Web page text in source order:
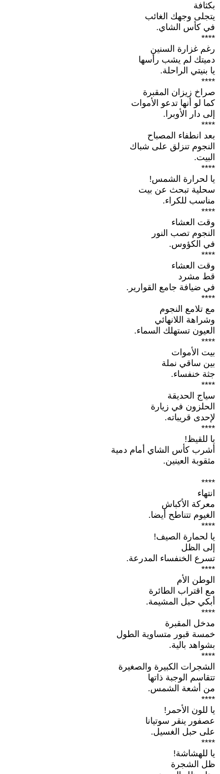
بكثافة
يتجلى وجهك الغائب
في كأس الشاي.
****
رغم غزارة السنين
دميتك لم يشب رأسها
يا بنيتي الراحلة.
****
صراخ زيزان المقبرة
كما لو أنها تدعو الأموات
إلى دار الأوبرا.
****
بعد انطفاء المصباح
النجوم تنزلق على شباك
البيت.
****
يا لحرارة الشمس!
سحلية تبحث عن بيت
مناسب للكراء.
****
وقت العشاء
النجوم تصب النور
في الكؤوس.
****
وقت العشاء
قط مشرد
في ضيافة جامع القوارير.
****
مع تلامع النجوم
وشراهة اللانهائي
العيون تستهلك السماء.
****
بيت الأموات
بين ساقي نملة
جثة خنفساء.
****
سياج الحديقة
الحلزون في زيارة
لإحدى قريباته.
****
يا للقيظ!
أشرب كأس الشاي أمام دمية
مثقوبة العينين.
****
انتهاء
معركة الأكباش
الغيوم تتناطح أيضا.
****
يا لحمارة الصيف!
إلى الظل
تسرع الخنفساء المدرعة.
****
الوطن الأم
مع اقتراب الطائرة
أبكي حبل المشيمة.
****
مدخل المقبرة
خمسة قبور متساوية الطول
بشواهد بالية.
****
الشجرات الكبيرة والصغيرة
تتقاسم الوجبة ذاتها
من أشعة الشمس.
****
يا للون الأحمر!
عصفور ينقر سوتيانا
على حبل الغسيل.
****
يا للهشاشة!
ظل الشجرة